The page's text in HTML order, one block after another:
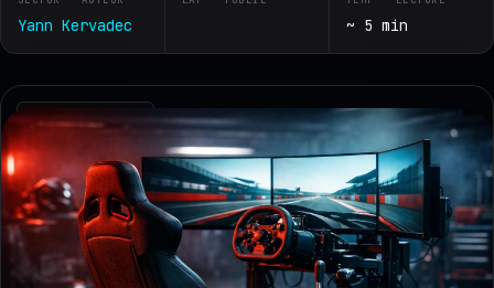
Yann Kervadec ~ 5 min
RZ · TELEMETRY